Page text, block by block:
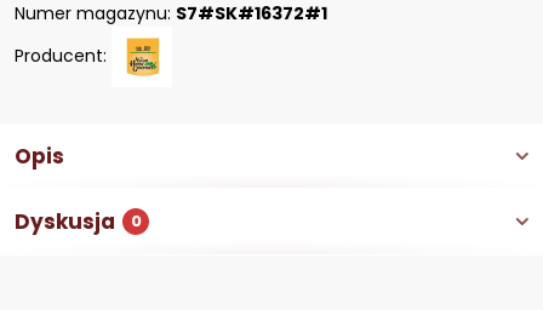
Numer magazynu: S7#SK#16372#1
Producent:
Opis
Dyskusja 0